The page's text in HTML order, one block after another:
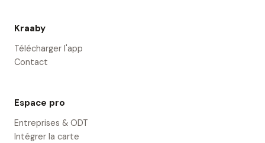
Kraaby
Télécharger l'app
Contact
Espace pro
Entreprises & ODT
Intégrer la carte